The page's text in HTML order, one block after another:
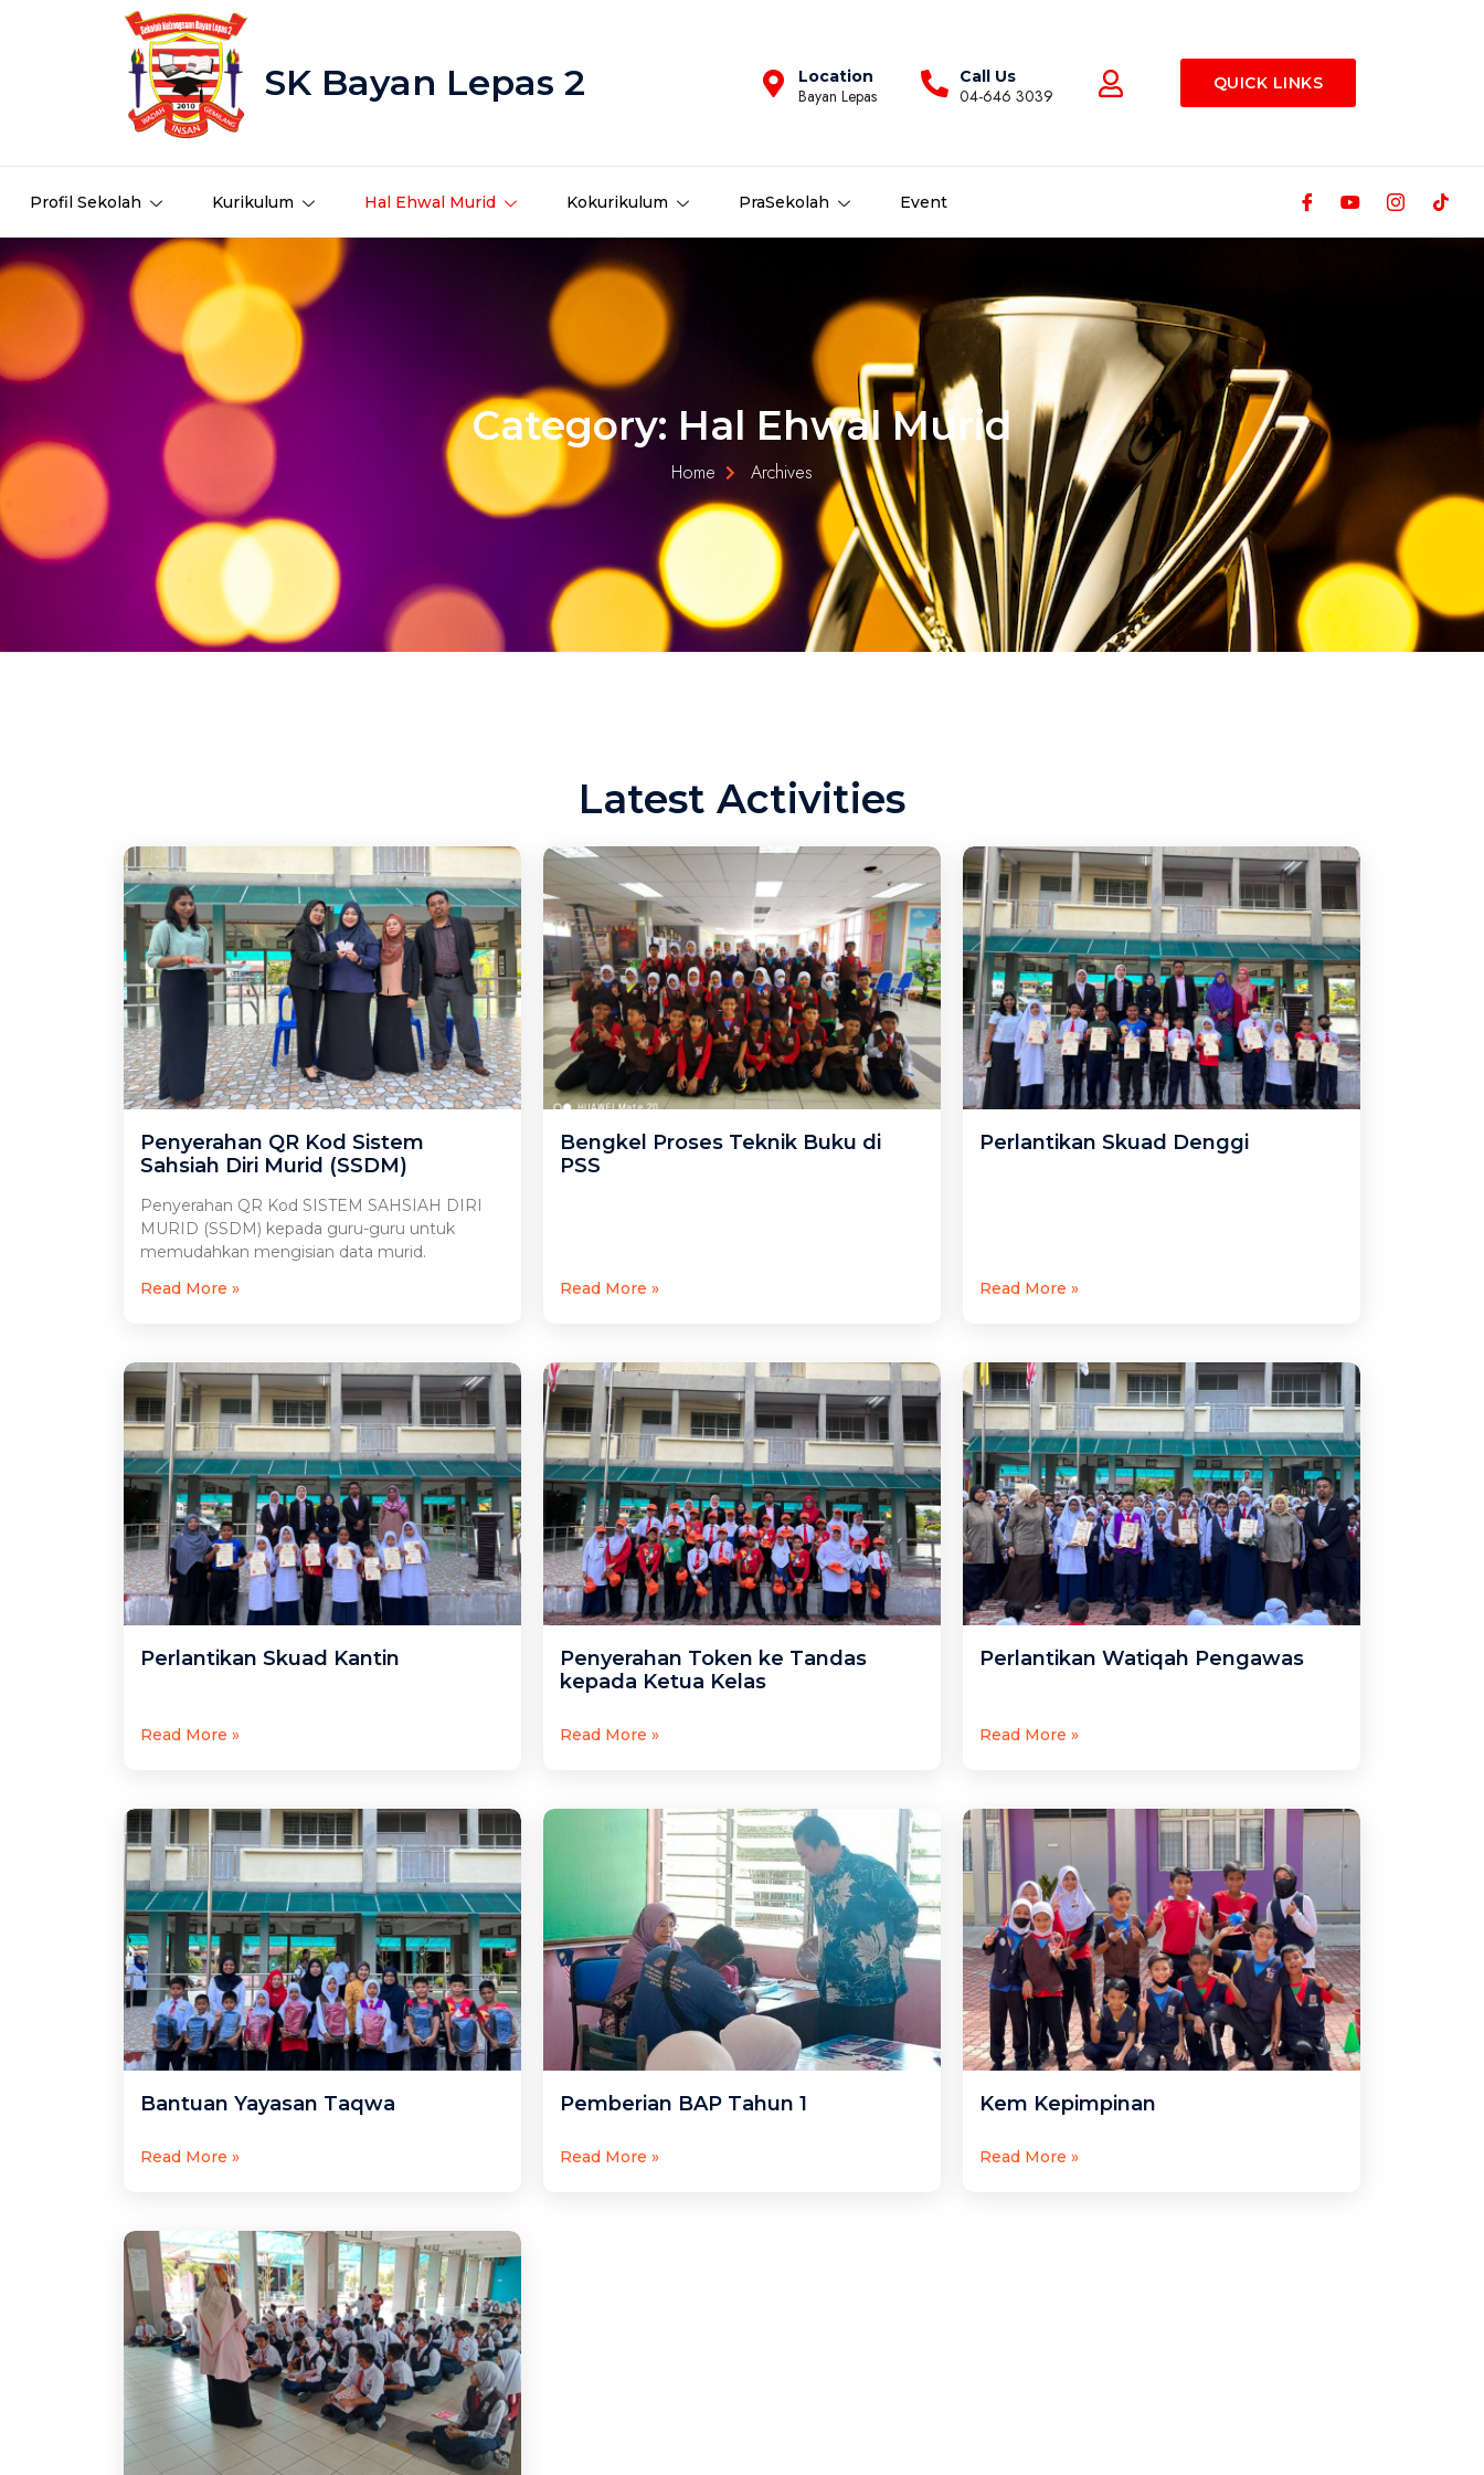
SK Bayan Lepas 2 Location
Bayan Lepas
Call Us
04-646 3039
QUICK LINKS
Profil Sekolah Kurikulum Hal Ehwal Murid Kokurikulum PraSekolah Event
Category: Hal Ehwal Murid
Home Archives
Latest Activities
Penyerahan QR Kod Sistem
Sahsiah Diri Murid (SSDM)
Penyerahan QR Kod SISTEM SAHSIAH DIRI
MURID (SSDM) kepada guru-guru untuk
memudahkan mengisian data murid.
Read More »
Bengkel Proses Teknik Buku di
PSS
Read More »
Perlantikan Skuad Denggi
Read More »
Perlantikan Skuad Kantin
Read More »
Penyerahan Token ke Tandas
kepada Ketua Kelas
Read More »
Perlantikan Watiqah Pengawas
Read More »
Bantuan Yayasan Taqwa
Read More »
Pemberian BAP Tahun 1
Read More »
Kem Kepimpinan
Read More »